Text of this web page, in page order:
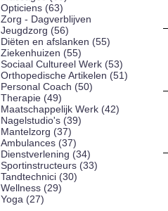
Opticiens (63)
Zorg - Dagverblijven
Jeugdzorg (56)
Diëten en afslanken (55)
Ziekenhuizen (55)
Sociaal Cultureel Werk (53)
Orthopedische Artikelen (51)
Personal Coach (50)
Therapie (49)
Maatschappelijk Werk (42)
Nagelstudio's (39)
Mantelzorg (37)
Ambulances (37)
Dienstverlening (34)
Sportinstructeurs (33)
Tandtechnici (30)
Wellness (29)
Yoga (27)